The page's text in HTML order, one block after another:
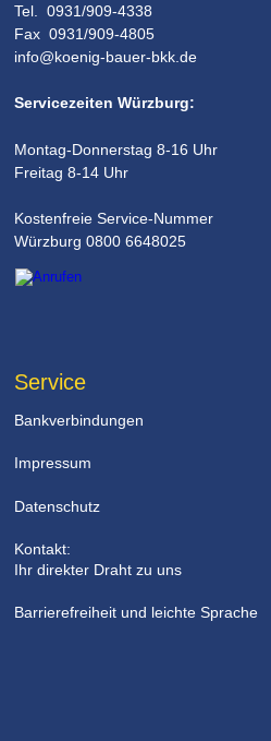
Tel.  0931/909-4338
Fax  0931/909-4805
info@koenig-bauer-bkk.de
Servicezeiten Würzburg:
Montag-Donnerstag 8-16 Uhr
Freitag 8-14 Uhr
Kostenfreie Service-Nummer
Würzburg 0800 6648025
Service
Bankverbindungen
Impressum
Datenschutz
Kontakt:
Ihr direkter Draht zu uns
Barrierefreiheit und leichte Sprache